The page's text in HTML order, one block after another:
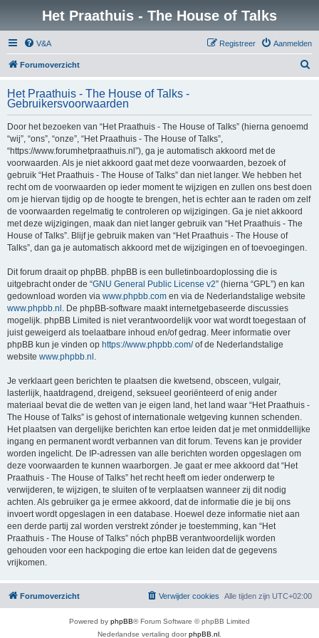
Het Praathuis - The House of Talks
V&A Aanmelden
Registreer
Forumoverzicht
k
Het Praathuis - The House of Talks -
Gebruikersvoorwaarden
Door het bezoeken van “Het Praathuis - The House of Talks” (hierna genoemd
“wij”, “ons”, “onze”, “Het Praathuis - The House of Talks”,
“https://www.forumhetpraathuis.nl”), ga je automatisch akkoord met de
voorwaarden. Als je niet akkoord gaat met deze voorwaarden, bezoek of
gebruik “Het Praathuis - The House of Talks” dan niet langer. We hebben het
recht om de voorwaarden op ieder moment te wijzigen en zullen ons best doen
om je hiervan tijdig op de hoogte te brengen, het is echter aan te raden om zelf
de voorwaarden regelmatig te controleren op wijzigingen. Ga je niet akkoord
met deze wijzigingen, maak dan niet langer gebruik van “Het Praathuis - The
House of Talks”. Blijf je gebruik maken van “Het Praathuis - The House of
Talks”, dan ga je automatisch akkoord met de wijzigingen en of toevoegingen.
Dit forum draait op phpBB. phpBB is een bulletinboardoplossing die is
uitgebracht onder de “GNU General Public License v2” (hierna “GPL”) en kan
gedownload worden via www.phpbb.com en via de Nederlandstalige website
www.phpbb.nl . De phpBB-software maakt internetgebaseerde discussies
mogelijk. phpBB Limited is niet verantwoordelijk voor wat wordt toegestaan of
juist geweigerd als toelaatbare inhoud en/of gedrag. Meer informatie over
phpBB kun je vinden op https://www.phpbb.com/of de Nederlandstalige
website www.phpbb.nl .
Je verklaart geen berichten te plaatsen die kwetsend, obsceen, vulgair,
lasterlijk, haatdragend, dreigend, seksueel georiënteerd of enig ander
materiaal bevat die de wetten van je eigen land, het land waar “Het Praathuis -
The House of Talks” is gehost of internationale wetgeving kunnen schenden.
Het plaatsen van dergelijke berichten kan ertoe leiden dat je met onmiddellijke
ingang en permanent wordt verbannen van dit forum. Tevens kan je provider
worden ingelicht. De IP-adressen van alle berichten worden opgeslagen om
deze voorwaarden te kunnen waarborgen. Je gaat er mee akkoord dat “Het
Praathuis - The House of Talks” het recht heeft om ieder onderwerp te
verwijderen, te wijzigen, te sluiten of te verplaatsen wanneer zij dit nodig
achten. Als gebruiker ga je ermee akkoord, dat de informatie die je bij ons
invoert wordt opgeslagen in een database. Hoewel deze informatie niet aan
een derde partij zal worden verstrekt zónder je toestemming, kan “Het
Praathuis - The House of Talks” nóch phpBB verantwoordelijk worden
gehouden voor een hackpoging die ertoe kan leiden dat de gegevens
vrijkomen.
Forumoverzicht Alle tijden zijn UTC+02:00
Verwijder cookies
Powered by phpBB® Forum Software © phpBB Limited
Nederlandse vertaling doorphpBB.nl